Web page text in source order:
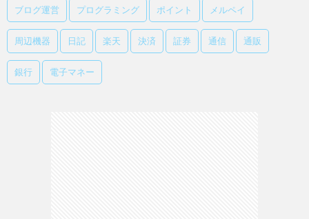
ブログ運営 プログラミング ポイント メルペイ
周辺機器 日記 楽天 決済 証券 通信 通販
銀行 電子マネー